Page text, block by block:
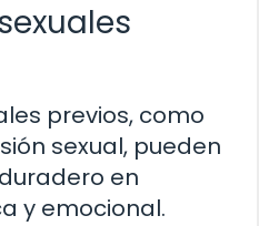
previos, como
sexual, pueden
en
y emocional.